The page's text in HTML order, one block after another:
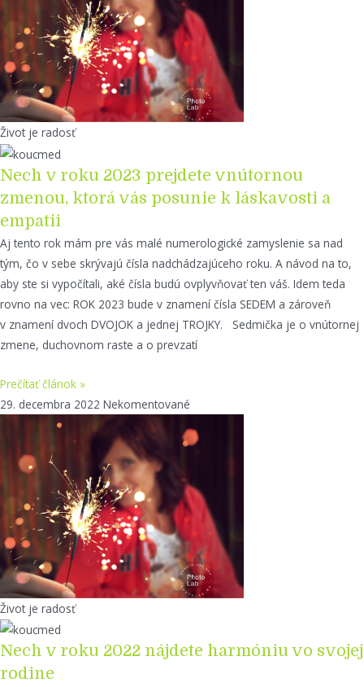
Život je radosť
Nech v roku 2023 prejdete vnútornou
zmenou, ktorá vás posunie k láskavosti a
empatii
Aj tento rok mám pre vás malé numerologické zamyslenie sa nad
tým, čo v sebe skrývajú čísla nadchádzajúceho roku. A návod na to,
aby ste si vypočítali, aké čísla budú ovplyvňovať ten váš. Idem teda
rovno na vec: ROK 2023 bude v znamení čísla SEDEM a zároveň
v znamení dvoch DVOJOK a jednej TROJKY. Sedmička je o vnútornej
zmene, duchovnom raste a o prevzatí
Prečítať článok »
29. decembra 2022 Nekomentované
Život je radosť
Nech v roku 2022 nájdete harmóniu vo svojej
rodine